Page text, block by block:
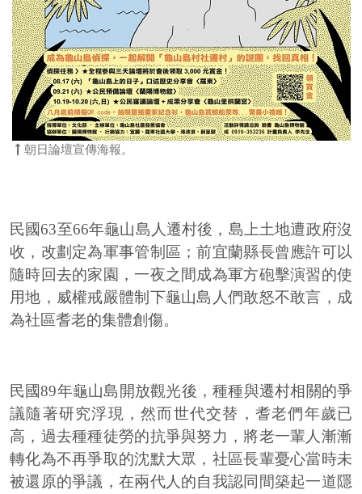
朝日論壇宣傳海報。
民國63至66年龜山島人遷村後，島上土地遭政府沒
收，改劃定為軍事管制區；前宜蘭縣長曾應許可以
隨時回去的家園，一夜之間成為軍方砲擊演習的使
用地，威權戒嚴體制下龜山島人們敢怒不敢言，成
為社區耆老的集體創傷。
民國89年龜山島開放觀光後，種種與遷村相關的爭
議隨著研究浮現，然而世代交替，耆老們年歲已
高，過去種種徒勞的抗爭與努力，將老一輩人漸漸
轉化為不再爭取的沈默大眾，社區長輩憂心當時未
被還原的爭議，在兩代人的自我認同間築起一道隱